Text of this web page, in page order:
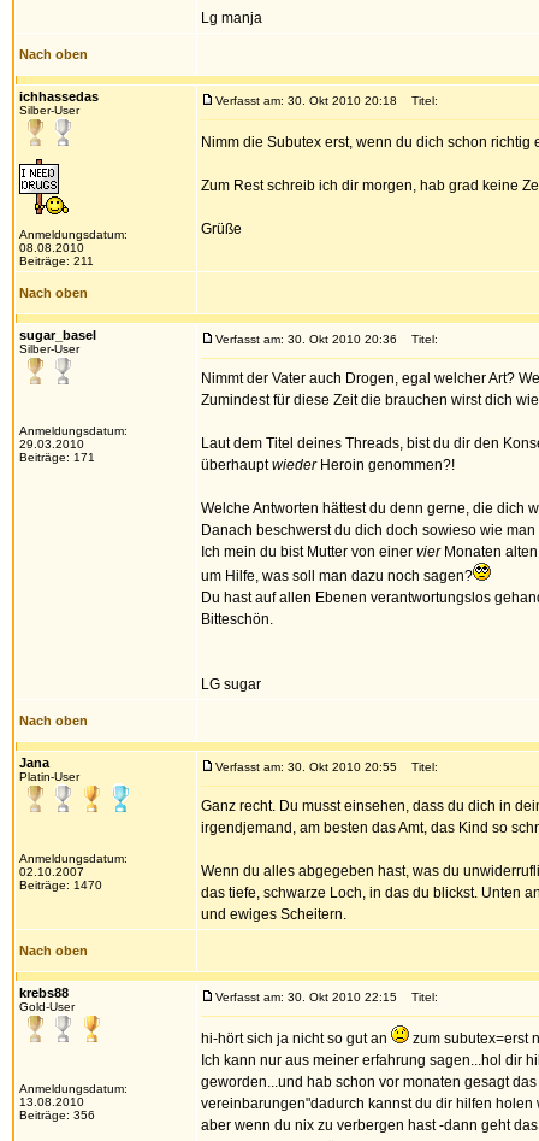
Lg manja
Nach oben
ichhassedas
Silber-User
Anmeldungsdatum:
08.08.2010
Beiträge: 211
Verfasst am: 30. Okt 2010 20:18 Titel:
Nimm die Subutex erst, wenn du dich schon
Zum Rest schreib ich dir morgen, hab grad keine
Grüße
Nach oben
sugar_basel
Silber-User
Anmeldungsdatum:
29.03.2010
Beiträge: 171
Verfasst am: 30. Okt 2010 20:36 Titel:
Nimmt der Vater auch Drogen, egal welcher Art?
Zumindest für diese Zeit die brauchen wirst dich
Laut dem Titel deines Threads, bist du dir den
überhauptwiederHeroin genommen?!
Welche Antworten hättest du denn gerne, die dich
Danach beschwerst du dich doch sowieso wie
Ich mein du bist Mutter von einer vierMonaten alten
um Hilfe, was soll man dazu noch sagen?
Du hast auf allen Ebenen verantwortungslos
Bitteschön.
LG sugar
Nach oben
Jana
Platin-User
Anmeldungsdatum:
02.10.2007
Beiträge: 1470
Verfasst am: 30. Okt 2010 20:55 Titel:
Ganz recht. Du musst einsehen, dass du dich in
irgendjemand, am besten das Amt, das Kind so
Wenn du alles abgegeben hast, was du
das tiefe, schwarze Loch, in das du blickst. Unten
und ewiges Scheitern.
Nach oben
krebs88
Gold-User
Anmeldungsdatum:
13.08.2010
Beiträge: 356
Verfasst am: 30. Okt 2010 22:15 Titel:
hi-hört sich ja nicht so gut an
zum subutex=erst
Ich kann nur aus meiner erfahrung sagen...hol dir
geworden...und hab schon vor monaten gesagt
vereinbarungen"dadurch kannst du dir hilfen
aber wenn du nix zu verbergen hast -dann geht